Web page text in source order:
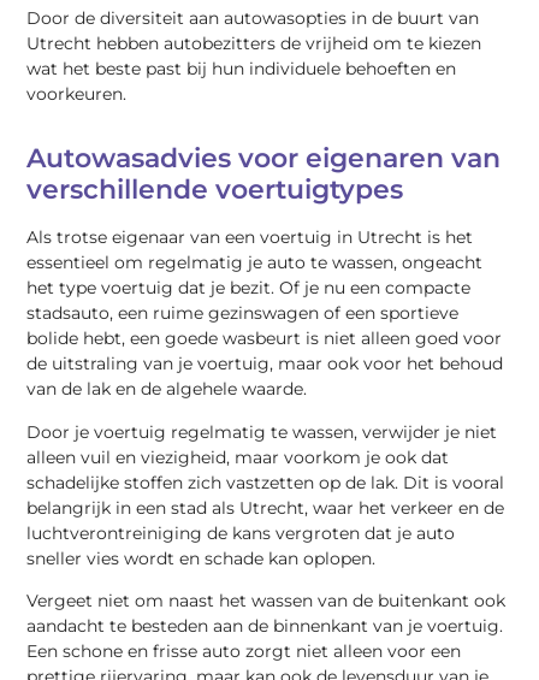
Door de diversiteit aan autowasopties in de buurt van
Utrecht hebben autobezitters de vrijheid om te kiezen
wat het beste past bij hun individuele behoeften en
voorkeuren.
Autowasadvies voor eigenaren van
verschillende voertuigtypes
Als trotse eigenaar van een voertuig in Utrecht is het
essentieel om regelmatig je auto te wassen, ongeacht
het type voertuig dat je bezit. Of je nu een compacte
stadsauto, een ruime gezinswagen of een sportieve
bolide hebt, een goede wasbeurt is niet alleen goed voor
de uitstraling van je voertuig, maar ook voor het behoud
van de lak en de algehele waarde.
Door je voertuig regelmatig te wassen, verwijder je niet
alleen vuil en viezigheid, maar voorkom je ook dat
schadelijke stoffen zich vastzetten op de lak. Dit is vooral
belangrijk in een stad als Utrecht, waar het verkeer en de
luchtverontreiniging de kans vergroten dat je auto
sneller vies wordt en schade kan oplopen.
Vergeet niet om naast het wassen van de buitenkant ook
aandacht te besteden aan de binnenkant van je voertuig.
Een schone en frisse auto zorgt niet alleen voor een